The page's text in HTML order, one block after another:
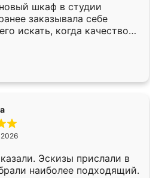
шкаф в студии
заказывала себе
искать, когда качеством
Служит кухня уже почти
нет.
Эскизы прислали в
наиболее подходящий.